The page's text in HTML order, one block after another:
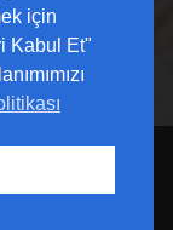
için
Kabul Et"